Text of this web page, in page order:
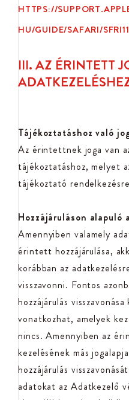
HTTPS://
HU/GUIDE/SAFARI/
III. AZ ÉRINTETT
Tájékoztatáshoz való
Az érintettnek joga van
tájékoztatáshoz, melyet
tájékoztató
Hozzájáruláson alapuló
Amennyiben valamely
érintett hozzájárulása,
korábban az
visszavonni. Fontos
hozzájárulás
vonatkozhat, amelyek
nincs. Amennyiben az
kezelésének más
hozzájárulás
adatokat az Adatkezelő